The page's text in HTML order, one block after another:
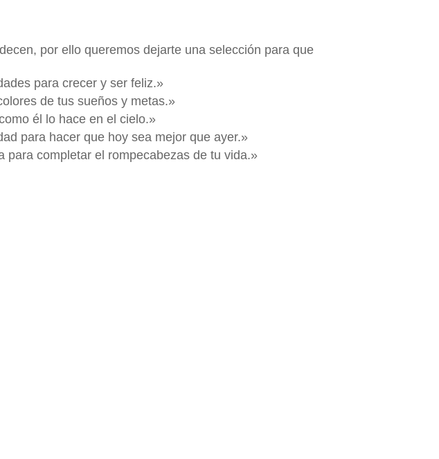
por ello queremos dejarte una selección para que
para crecer y ser feliz.»
de tus sueños y metas.»
él lo hace en el cielo.»
para hacer que hoy sea mejor que ayer.»
para completar el rompecabezas de tu vida.»